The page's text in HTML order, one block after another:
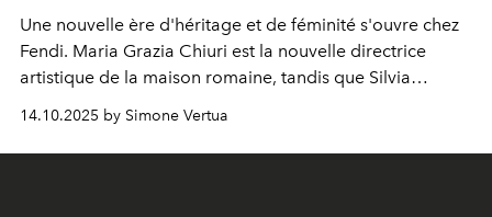
Une nouvelle ère d'héritage et de féminité s'ouvre chez
Fendi. Maria Grazia Chiuri est la nouvelle directrice
artistique de la maison romaine, tandis que Silvia
14.10.2025 by Simone Vertua